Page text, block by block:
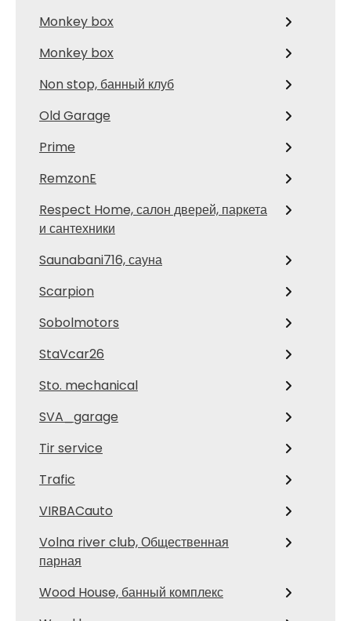
Monkey box
Monkey box
Non stop, банный клуб
Old Garage
Prime
RemzonE
Respect Home, салон дверей, паркета
и сантехники
Saunabani716, сауна
Scarpion
Sobolmotors
StaVcar26
Sto. mechanical
SVA_garage
Tir service
Trafic
VIRBACauto
Volna river club, Общественная
парная
Wood House, банный комплекс